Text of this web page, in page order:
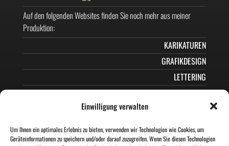
Einwilligung verwalten
Um Ihnen ein optimales Erlebnis zu bieten, verwenden wir Technologien wie Cookies, um
Geräteinformationen zu speichern und/oder darauf zuzugreifen. Wenn Sie diesen Technologien
Auf den folgenden Websites finden Sie noch mehr aus meiner
Produktion:
KARIKATUREN
GRAFIKDESIGN
LETTERING
AMBIGRAMME
MEIN SCI-FI-FANTASY-ROMAN
Wenn Sie mir folgen möchten?